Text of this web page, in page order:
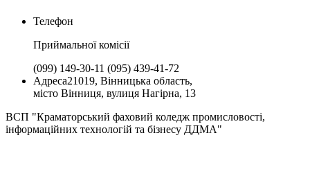
Телефон
Приймальної комiсії
(099) 149-30-11 (095) 439-41-72
Адреса21019, Вінницька область,
місто Вінниця, вулиця Нагірна, 13
ВСП "Краматорський фаховий коледж промисловості,
інформаційних технологій та бізнесу ДДМА"